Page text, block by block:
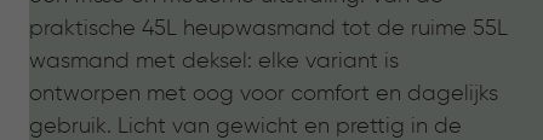
praktische 45L heupwasmand tot de ruime 55L
wasmand met deksel: elke variant is
ontworpen met oog voor comfort en dagelijks
gebruik. Licht van gewicht en prettig in de